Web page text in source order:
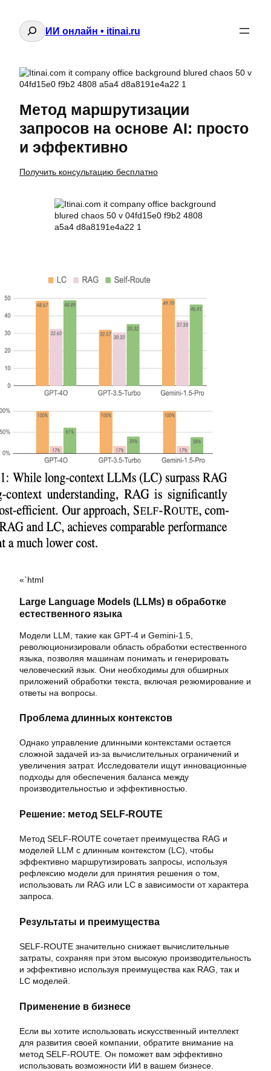
Поиск
ИИ онлайн • itinai.ru
Метод маршрутизации
запросов на основе AI: просто
и эффективно
Получить консультацию бесплатно
«`html
Large Language Models (LLMs) в обработке
естественного языка
Модели LLM, такие как GPT-4 и Gemini-1.5,
революционизировали область обработки естественного
языка, позволяя машинам понимать и генерировать
человеческий язык. Они необходимы для обширных
приложений обработки текста, включая резюмирование и
ответы на вопросы.
Проблема длинных контекстов
Однако управление длинными контекстами остается
сложной задачей из-за вычислительных ограничений и
увеличения затрат. Исследователи ищут инновационные
подходы для обеспечения баланса между
производительностью и эффективностью.
Решение: метод SELF-ROUTE
Метод SELF-ROUTE сочетает преимущества RAG и
моделей LLM с длинным контекстом (LC), чтобы
эффективно маршрутизировать запросы, используя
рефлексию модели для принятия решения о том,
использовать ли RAG или LC в зависимости от характера
запроса.
Результаты и преимущества
SELF-ROUTE значительно снижает вычислительные
затраты, сохраняя при этом высокую производительность
и эффективно используя преимущества как RAG, так и
LC моделей.
Применение в бизнесе
Если вы хотите использовать искусственный интеллект
для развития своей компании, обратите внимание на
метод SELF-ROUTE. Он поможет вам эффективно
использовать возможности ИИ в вашем бизнесе.